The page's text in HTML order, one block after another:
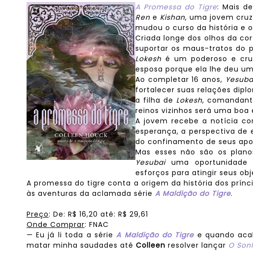
A Promessa do Tigre: Mais
Rene Kishan, uma jovem
mudou o curso da história e
Criada longe dos olhos da
suportar os maus-tratos do
Lokeshé um poderoso e
esposa porque ela lhe deu
Ao completar 16 anos,
fortalecer suas relações
a filha de Lokesh,
reinos vizinhos será uma
A jovem recebe a notícia
esperança, a perspectiva de
do confinamento de seus
Mas esses não são os
Yesubaiuma oportunidade
esforços para atingir seus
A promessa do tigre conta a origem da história dos
às aventuras da aclamada série A Maldição do Tigre.
Preço: De: R$ 16,20 até: R$ 29,61
Onde Comprar: FNAC
— Eu já li toda a sérieA Maldição do Tigre e quando
matar minha saudades até Colleen resolver lançar O